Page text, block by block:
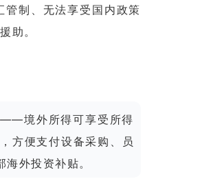
制、无法享受国内政策
助。
——境外所得可享受所得
方便支付设备采购、员
外投资补贴。